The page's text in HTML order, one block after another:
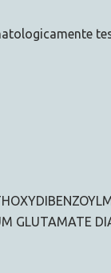
GLUTAMATE